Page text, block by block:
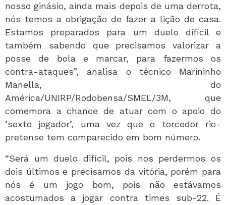
nosso ginásio, ainda mais depois de uma derrota,
nós temos a obrigação de fazer a lição de casa.
Estamos preparados para um duelo difícil e
também sabendo que precisamos valorizar a
posse de bola e marcar, para fazermos os
contra-ataques”, analisa o técnico Marininho
Manella, do
América/UNIRP/Rodobensa/SMEL/3M, que
comemora a chance de atuar com o apoio do
‘sexto jogador’, uma vez que o torcedor rio-
pretense tem comparecido em bom número.
“Será um duelo difícil, pois nos perdermos os
dois últimos e precisamos da vitória, porém para
nós é um jogo bom, pois não estávamos
acostumados a jogar contra times sub-22. É